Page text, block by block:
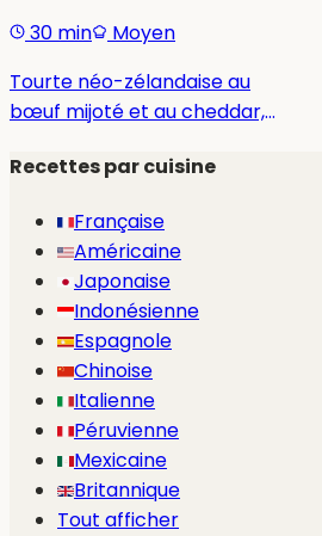
30 min
Moyen
Tourte néo-zélandaise au
bœuf mijoté et au cheddar,
feuilletée dorée et
Recettes par cuisine
Française
Américaine
Japonaise
Indonésienne
Espagnole
Chinoise
Italienne
Péruvienne
Mexicaine
Britannique
Tout afficher